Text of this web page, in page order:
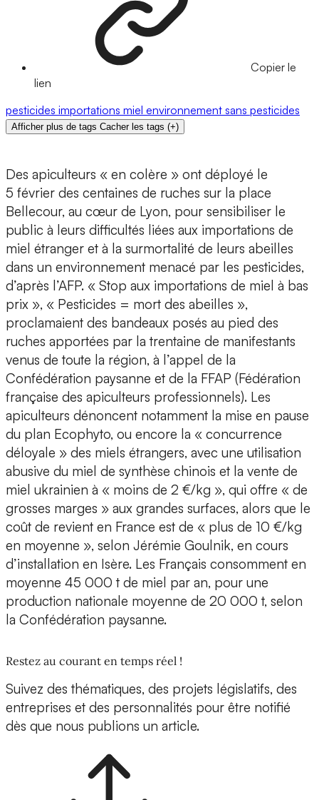
Copier le
lien
pesticides importations miel environnement sans pesticides
Afficher plus de tags Cacher les tags (+)
Des apiculteurs « en colère » ont déployé le
5 février des centaines de ruches sur la place
Bellecour, au cœur de Lyon, pour sensibiliser le
public à leurs difficultés liées aux importations de
miel étranger et à la surmortalité de leurs abeilles
dans un environnement menacé par les pesticides,
d’après l’AFP. « Stop aux importations de miel à bas
prix », « Pesticides = mort des abeilles »,
proclamaient des bandeaux posés au pied des
ruches apportées par la trentaine de manifestants
venus de toute la région, à l’appel de la
Confédération paysanne et de la FFAP (Fédération
française des apiculteurs professionnels). Les
apiculteurs dénoncent notamment la mise en pause
du plan Ecophyto, ou encore la « concurrence
déloyale » des miels étrangers, avec une utilisation
abusive du miel de synthèse chinois et la vente de
miel ukrainien à « moins de 2 €/kg », qui offre « de
grosses marges » aux grandes surfaces, alors que le
coût de revient en France est de « plus de 10 €/kg
en moyenne », selon Jérémie Goulnik, en cours
d’installation en Isère. Les Français consomment en
moyenne 45 000 t de miel par an, pour une
production nationale moyenne de 20 000 t, selon
la Confédération paysanne.
Restez au courant en temps réel !
Suivez des thématiques, des projets législatifs, des
entreprises et des personnalités pour être notifié
dès que nous publions un article.